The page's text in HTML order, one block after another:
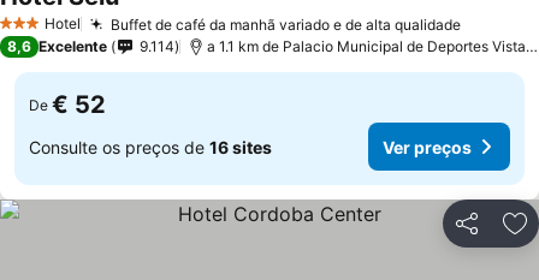
3 EstrelasHotel Buffet de café da manhã variado e de alta qualidade
8,6 Excelente 9.114 a 1.1 km de Palacio Municipal de Deportes Vista Alegre
De € 52
Consulte os preços de 16 sites Ver preços
Partilhar